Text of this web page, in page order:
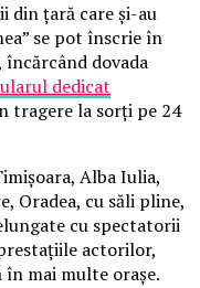
din țară care și-au
se pot înscrie în
dovada
dedicat
tragere la sorți pe 24
Alba Iulia,
Oradea, cu săli pline,
cu spectatorii
actorilor,
mai multe orașe.